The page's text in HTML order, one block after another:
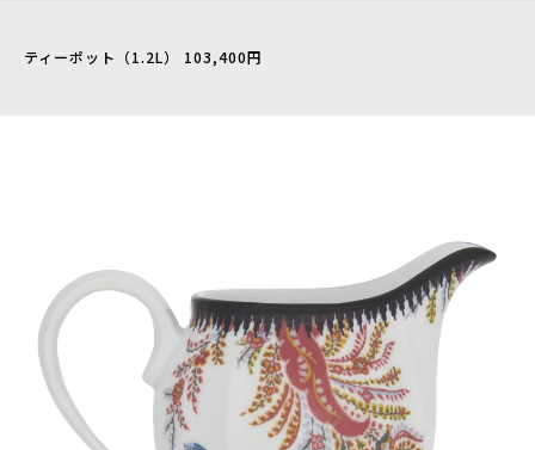
ティーポット（1.2L） 103,400円